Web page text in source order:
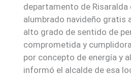
departamento de Risaralda
alumbrado navideño gratis
alto grado de sentido de
comprometida y
por concepto de energía y
informó el alcalde de esa